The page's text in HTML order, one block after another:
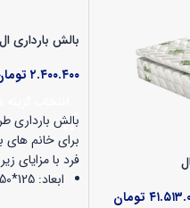
تومان
بالش بارداری
۲.۴۰۰.۴۰۰
بالش بارداری
برای خانم های
فرد با مزایای
ابعاد: 125*50*20 سانتیمتر